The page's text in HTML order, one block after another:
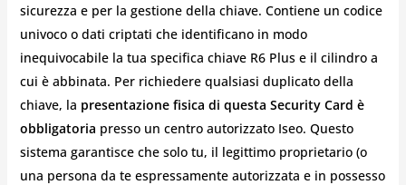
sicurezza e per la gestione della chiave. Contiene un codice
univoco o dati criptati che identificano in modo
inequivocabile la tua specifica chiave R6 Plus e il cilindro a
cui è abbinata. Per richiedere qualsiasi duplicato della
chiave, la presentazione fisica di questa Security Card è
obbligatoria presso un centro autorizzato Iseo. Questo
sistema garantisce che solo tu, il legittimo proprietario (o
una persona da te espressamente autorizzata e in possesso